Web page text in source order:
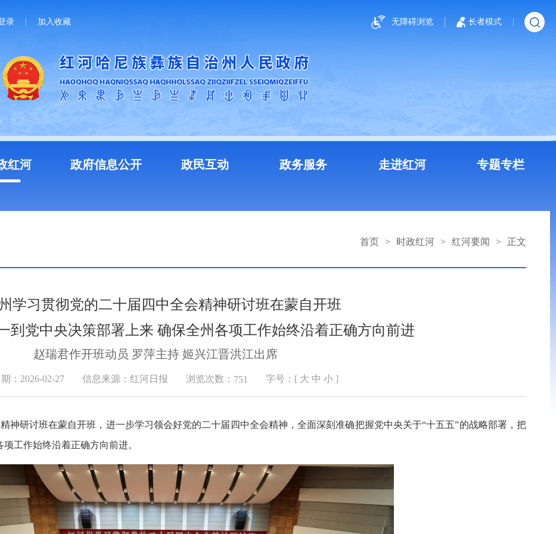
录 加入收藏 无障碍浏览 长者模式
红河 政府信息公开 政民互动 政务服务 走进红河 专题专栏
首页 > 时政红河 > 红河要闻 > 正文
学习贯彻党的二十届四中全会精神研讨班在蒙自开班
到党中央决策部署上来 确保全州各项工作始终沿着正确方向前进
赵瑞君作开班动员 罗萍主持 姬兴江晋洪江出席
：2026-02-27 信息来源：红河日报 浏览次数： 751 字号：[ 大 中 小 ]
神研讨班在蒙自开班，进一步学习领会好党的二十届四中全会精神，全面深刻准确把握党中央关于“十五五”的战略部署，把
工作始终沿着正确方向前进。